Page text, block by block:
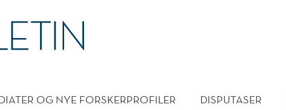
OG NYE FORSKERPROFILER DISPUTASER